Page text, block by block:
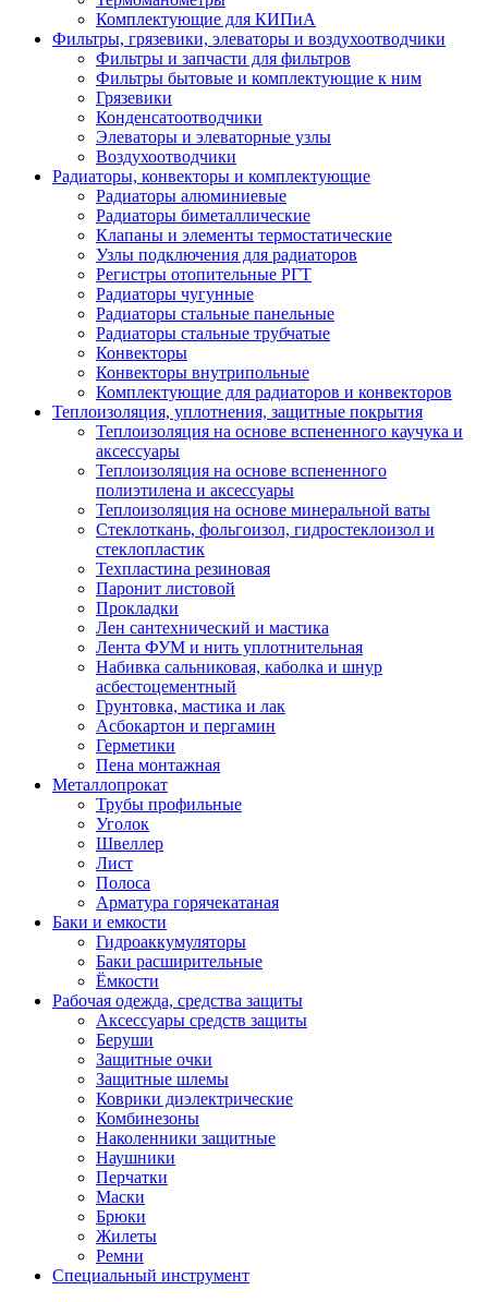
Комплектующие для КИПиА
Фильтры, грязевики, элеваторы и воздухоотводчики
Фильтры и запчасти для фильтров
Фильтры бытовые и комплектующие к ним
Грязевики
Конденсатоотводчики
Элеваторы и элеваторные узлы
Воздухоотводчики
Радиаторы, конвекторы и комплектующие
Радиаторы алюминиевые
Радиаторы биметаллические
Клапаны и элементы термостатические
Узлы подключения для радиаторов
Регистры отопительные РГТ
Радиаторы чугунные
Радиаторы стальные панельные
Радиаторы стальные трубчатые
Конвекторы
Конвекторы внутрипольные
Комплектующие для радиаторов и конвекторов
Теплоизоляция, уплотнения, защитные покрытия
Теплоизоляция на основе вспененного каучука и
аксессуары
Теплоизоляция на основе вспененного
полиэтилена и аксессуары
Теплоизоляция на основе минеральной ваты
Стеклоткань, фольгоизол, гидростеклоизол и
стеклопластик
Техпластина резиновая
Паронит листовой
Прокладки
Лен сантехнический и мастика
Лента ФУМ и нить уплотнительная
Набивка сальниковая, каболка и шнур
асбестоцементный
Грунтовка, мастика и лак
Асбокартон и пергамин
Герметики
Пена монтажная
Металлопрокат
Трубы профильные
Уголок
Швеллер
Лист
Полоса
Арматура горячекатаная
Баки и емкости
Гидроаккумуляторы
Баки расширительные
Ёмкости
Рабочая одежда, средства защиты
Аксессуары средств защиты
Беруши
Защитные очки
Защитные шлемы
Коврики диэлектрические
Комбинезоны
Наколенники защитные
Наушники
Перчатки
Маски
Брюки
Жилеты
Ремни
Специальный инструмент